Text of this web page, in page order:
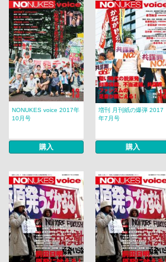
NONUKES voice 2017年
10月号
購入
増刊 月刊紙の爆弾 2017
年7月号
購入